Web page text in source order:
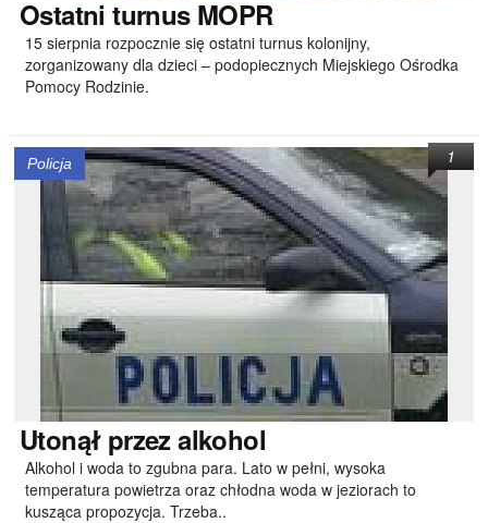
Ostatni turnus MOPR
15 sierpnia rozpocznie się ostatni turnus kolonijny,
zorganizowany dla dzieci – podopiecznych Miejskiego Ośrodka
Pomocy Rodzinie.
Policja
Utonąłprzez alkohol
Alkohol i woda to zgubna para. Lato w pełni, wysoka
temperatura powietrza oraz chłodna woda w jeziorach to
kusząca propozycja. Trzeba..
1